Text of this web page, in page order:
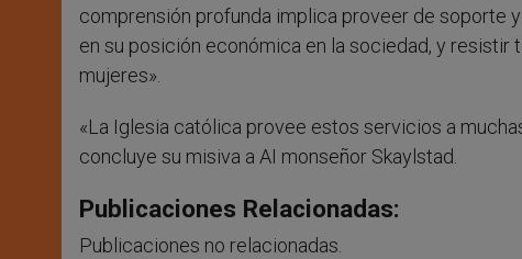
comprensión profunda implica proveer de soporte
en su posición económica en la sociedad, y
mujeres».
«La Iglesia católica provee estos servicios a
concluye su misiva a AI monseñor Skaylstad.
Publicaciones Relacionadas:
Publicaciones no relacionadas.